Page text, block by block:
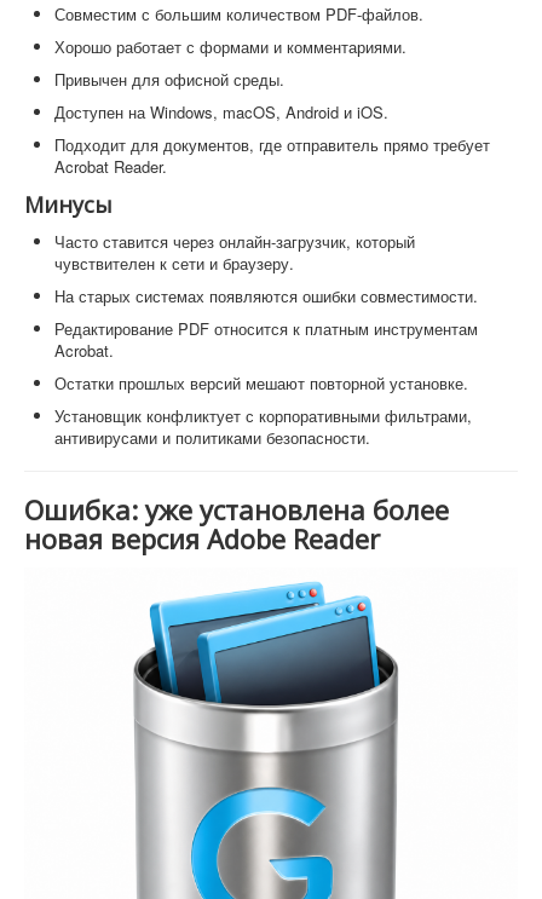
Совместим с большим количеством PDF-файлов.
Хорошо работает с формами и комментариями.
Привычен для офисной среды.
Доступен на Windows, macOS, Android и iOS.
Подходит для документов, где отправитель прямо требует
Acrobat Reader.
Минусы
Часто ставится через онлайн-загрузчик, который
чувствителен к сети и браузеру.
На старых системах появляются ошибки совместимости.
Редактирование PDF относится к платным инструментам
Acrobat.
Остатки прошлых версий мешают повторной установке.
Установщик конфликтует с корпоративными фильтрами,
антивирусами и политиками безопасности.
Ошибка: уже установлена более
новая версия Adobe Reader